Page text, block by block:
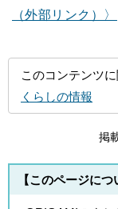
（外部リンク）〉
このコンテンツ
くらしの情報
掲
【このページに